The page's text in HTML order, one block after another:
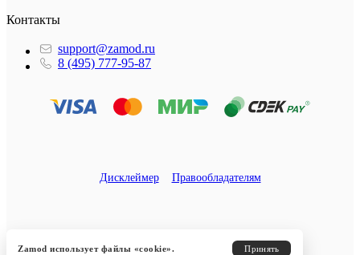
Контакты
support@zamod.ru
8 (495) 777-95-87
Дисклеймер Правообладателям
Zamod использует файлы «cookie».
Принять